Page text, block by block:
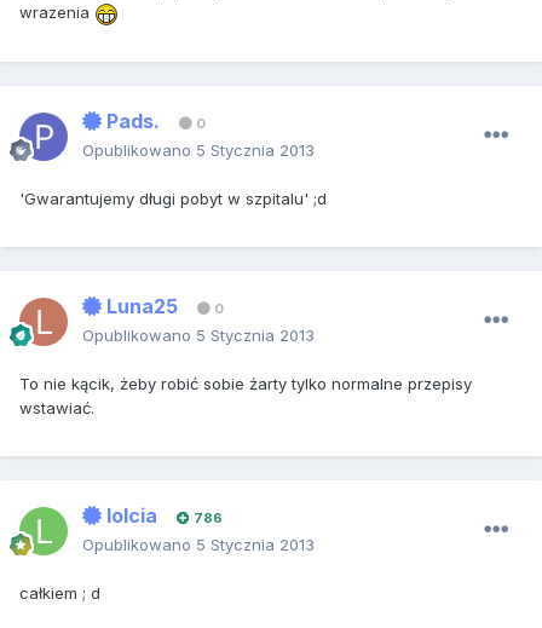
wrazenia
Pads. 0
Opublikowano 5 Stycznia 2013
'Gwarantujemy długi pobyt w szpitalu' ;d
Luna25 0
Opublikowano 5 Stycznia 2013
To nie kącik, żeby robić sobie żarty tylko normalne przepisy
wstawiać.
lolcia 786
Opublikowano 5 Stycznia 2013
całkiem ; d